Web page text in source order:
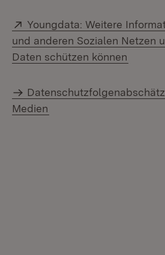
Extern:
Youngdata: Weitere
und anderen Sozialen Netzen
Daten schützen können
Medien